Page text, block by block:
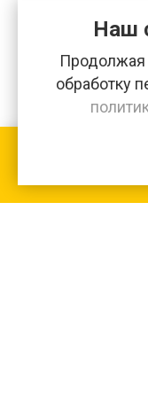
Наш
Продолжая
обработку